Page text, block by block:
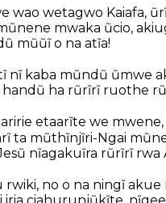
wao wetagwo Kaiafa,
mwaka ũcio,
mũũĩ o na atĩa!
nĩ kaba mũndũ ũmwe
ha rũrĩrĩ ruothe
etaarĩte we mwene,
ta mũthĩnjĩri-Ngai
nĩagakuĩra rũrĩrĩ rwa
no o na ningĩ akue